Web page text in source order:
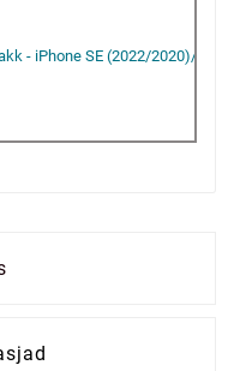
- iPhone SE (2022/2020)/8/7